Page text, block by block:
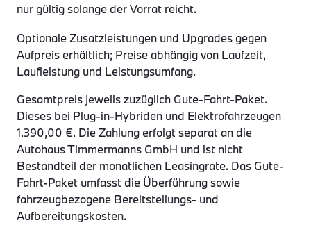
nur gültig solange der Vorrat reicht.
Optionale Zusatzleistungen und Upgrades gegen
Aufpreis erhältlich; Preise abhängig von Laufzeit,
Laufleistung und Leistungsumfang.
Gesamtpreis jeweils zuzüglich Gute-Fahrt-Paket.
Dieses bei Plug-in-Hybriden und Elektrofahrzeugen
1.390,00 €. Die Zahlung erfolgt separat an die
Autohaus Timmermanns GmbH und ist nicht
Bestandteil der monatlichen Leasingrate. Das Gute-
Fahrt-Paket umfasst die Überführung sowie
fahrzeugbezogene Bereitstellungs- und
Aufbereitungskosten.